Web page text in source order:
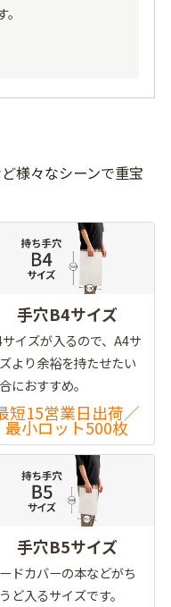
様々なシーンで重宝
手穴B4サイズ
イズが入るので、A4サ
より余裕を持たせたい
におすすめ。
短15営業日出荷／
最小ロット500枚
手穴B5サイズ
ドカバーの本などがち
ど入るサイズです。